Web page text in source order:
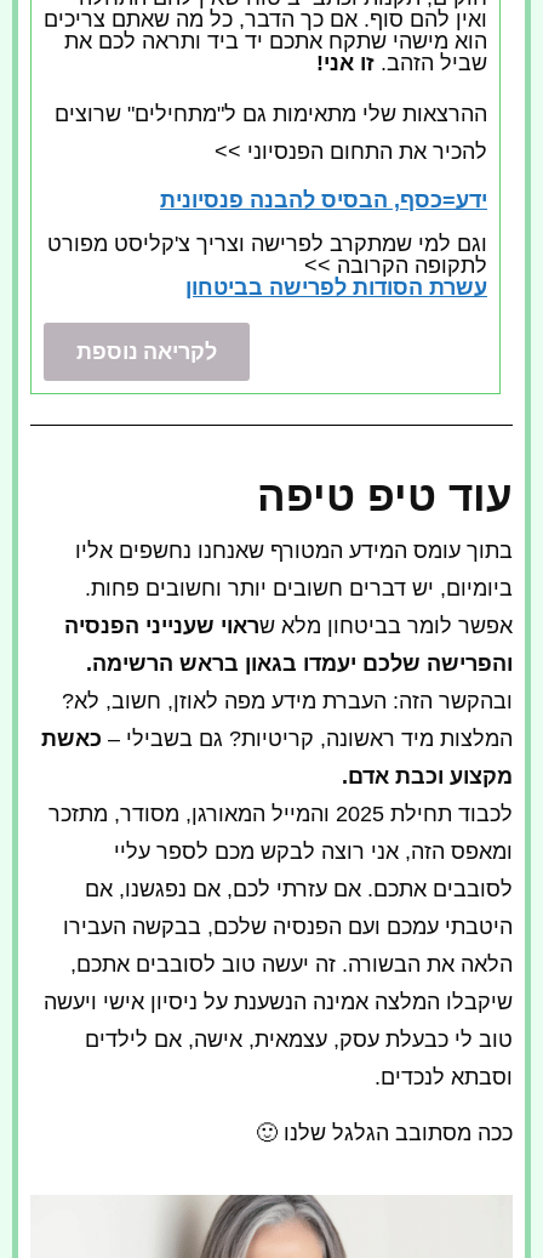
ואין להם סוף. אם כך הדבר, כל מה שאתם צריכים
הוא מישהי שתקח אתכם יד ביד ותראה לכם את
שביל הזהב. זו אני!
ההרצאות שלי מתאימות גם ל"מתחילים" שרוצים
להכיר את התחום הפנסיוני >>
ידע=כסף, הבסיס להבנה פנסיונית
וגם למי שמתקרב לפרישה וצריך צ'קליסט מפורט
לתקופה הקרובה >>
עשרת הסודות לפרישה בביטחון
לקריאה נוספת
עוד טיפ טיפה
בתוך עומס המידע המטורף שאנחנו נחשפים אליו
ביומיום, יש דברים חשובים יותר וחשובים פחות.
אפשר לומר בביטחון מלא שראוי שענייני הפנסיה
והפרישה שלכם יעמדו בגאון בראש הרשימה.
ובהקשר הזה: העברת מידע מפה לאוזן, חשוב, לא?
המלצות מיד ראשונה, קריטיות? גם בשבילי – כאשת
מקצוע וכבת אדם.
לכבוד תחילת 2025 והמייל המאורגן, מסודר, מתזכר
ומאפס הזה, אני רוצה לבקש מכם לספר עליי
לסובבים אתכם. אם עזרתי לכם, אם נפגשנו, אם
היטבתי עמכם ועם הפנסיה שלכם, בבקשה העבירו
הלאה את הבשורה. זה יעשה טוב לסובבים אתכם,
שיקבלו המלצה אמינה הנשענת על ניסיון אישי ויעשה
טוב לי כבעלת עסק, עצמאית, אישה, אם לילדים
וסבתא לנכדים.
ככה מסתובב הגלגל שלנו 🙂